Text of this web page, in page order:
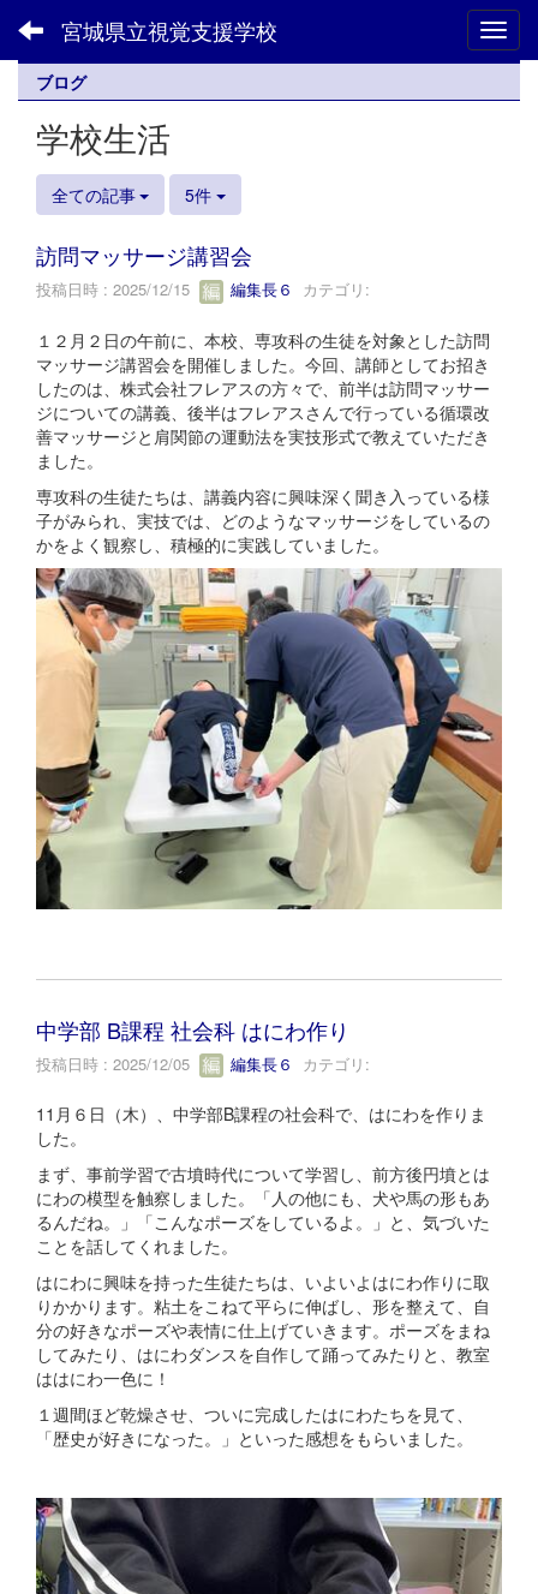
宮城県立視覚支援学校
ブログ
学校生活
全ての記事 5件
訪問マッサージ講習会
投稿日時 : 2025/12/15 編集長６ カテゴリ:
１２月２日の午前に、本校、専攻科の生徒を対象とした訪問
マッサージ講習会を開催しました。今回、講師としてお招き
したのは、株式会社フレアスの方々で、前半は訪問マッサー
ジについての講義、後半はフレアスさんで行っている循環改
善マッサージと肩関節の運動法を実技形式で教えていただき
ました。
専攻科の生徒たちは、講義内容に興味深く聞き入っている様
子がみられ、実技では、どのようなマッサージをしているの
かをよく観察し、積極的に実践していました。
中学部 B課程 社会科 はにわ作り
投稿日時 : 2025/12/05 編集長６ カテゴリ:
11月６日（木）、中学部B課程の社会科で、はにわを作りま
した。
まず、事前学習で古墳時代について学習し、前方後円墳とは
にわの模型を触察しました。「人の他にも、犬や馬の形もあ
るんだね。」「こんなポーズをしているよ。」と、気づいた
ことを話してくれました。
はにわに興味を持った生徒たちは、いよいよはにわ作りに取
りかかります。粘土をこねて平らに伸ばし、形を整えて、自
分の好きなポーズや表情に仕上げていきます。ポーズをまね
してみたり、はにわダンスを自作して踊ってみたりと、教室
ははにわ一色に！
１週間ほど乾燥させ、ついに完成したはにわたちを見て、
「歴史が好きになった。」といった感想をもらいました。